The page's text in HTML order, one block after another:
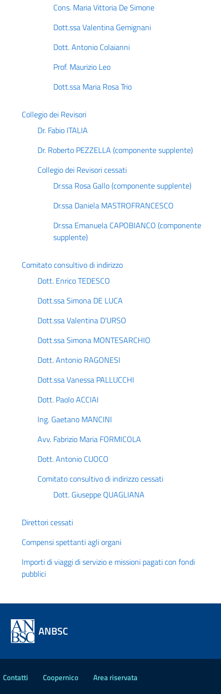
Cons. Maria Vittoria De Simone
Dott.ssa Valentina Gemignani
Dott. Antonio Colaianni
Prof. Maurizio Leo
Dott.ssa Maria Rosa Trio
Collegio dei Revisori
Dr. Fabio ITALIA
Dr. Roberto PEZZELLA (componente supplente)
Collegio dei Revisori cessati
Dr.ssa Rosa Gallo (componente supplente)
Dr.ssa Daniela MASTROFRANCESCO
Dr.ssa Emanuela CAPOBIANCO (componente
supplente)
Comitato consultivo di indirizzo
Dott. Enrico TEDESCO
Dott.ssa Simona DE LUCA
Dott.ssa Valentina D'URSO
Dott.ssa Simona MONTESARCHIO
Dott. Antonio RAGONESI
Dott.ssa Vanessa PALLUCCHI
Dott. Paolo ACCIAI
Ing. Gaetano MANCINI
Avv. Fabrizio Maria FORMICOLA
Dott. Antonio CUOCO
Comitato consultivo di indirizzo cessati
Dott. Giuseppe QUAGLIANA
Direttori cessati
Compensi spettanti agli organi
Importi di viaggi di servizio e missioni pagati con fondi
pubblici
ANBSC
Contatti Coopernico Area riservata